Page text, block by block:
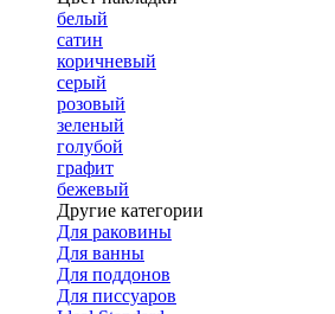
белый
сатин
коричневый
серый
розовый
зеленый
голубой
графит
бежевый
Другие категории
Для раковины
Для ванны
Для поддонов
Для писсуаров